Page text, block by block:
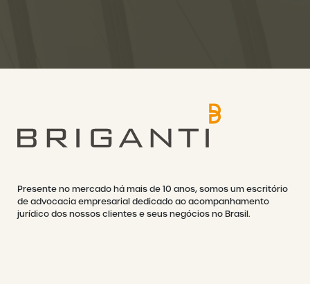
Presente no mercado há mais de 10 anos, somos um escritório
de advocacia empresarial dedicado ao acompanhamento
jurídico dos nossos clientes e seus negócios no Brasil.